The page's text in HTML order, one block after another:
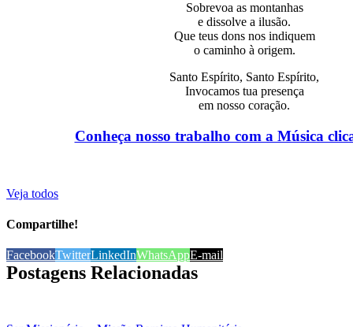
Sobrevoa as montanhas
e dissolve a ilusão.
Que teus dons nos indiquem
o caminho à origem.
Santo Espírito, Santo Espírito,
Invocamos tua presença
em nosso coração.
Conheça nosso trabalho com a Música
Veja todos
Compartilhe!
FacebookTwitterLinkedInWhatsAppE-mail
Postagens Relacionadas